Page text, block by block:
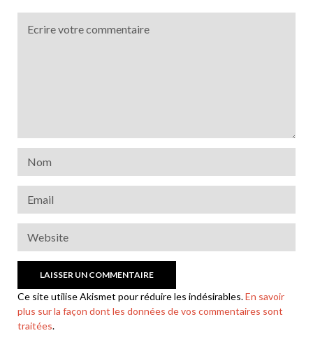
Ce site utilise Akismet pour réduire les indésirables.En savoir
plus sur la façon dont les données de vos commentaires sont
traitées.